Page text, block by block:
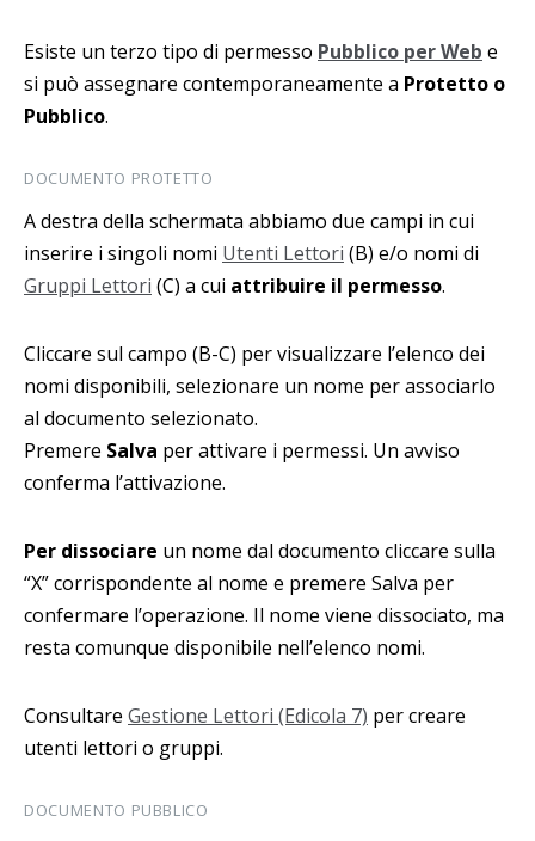
Esiste un terzo tipo di permesso Pubblico per Web e
si può assegnare contemporaneamente a Protetto o
Pubblico.
DOCUMENTO PROTETTO
A destra della schermata abbiamo due campi in cui
inserire i singoli nomi Utenti Lettori (B) e/o nomi di
Gruppi Lettori (C) a cui attribuire il permesso.
Cliccare sul campo (B-C) per visualizzare l’elenco dei
nomi disponibili, selezionare un nome per associarlo
al documento selezionato.
Premere Salva per attivare i permessi. Un avviso
conferma l’attivazione.
Per dissociare un nome dal documento cliccare sulla
“X” corrispondente al nome e premere Salva per
confermare l’operazione. Il nome viene dissociato, ma
resta comunque disponibile nell’elenco nomi.
Consultare Gestione Lettori (Edicola 7) per creare
utenti lettori o gruppi.
DOCUMENTO PUBBLICO